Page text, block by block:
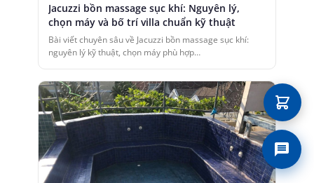
Jacuzzi bồn massage sục khí: Nguyên lý,
chọn máy và bố trí villa chuẩn kỹ thuật
Bài viết chuyên sâu về Jacuzzi bồn massage sục khí:
nguyên lý kỹ thuật, chọn máy phù hợp…
Liên